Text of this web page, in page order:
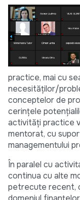
practice, mai cu
necesităților/
conceptelor de
cerințele
activități practice
mentorat, cu
managementului
În paralel cu
continua cu alte
petrecute recent,